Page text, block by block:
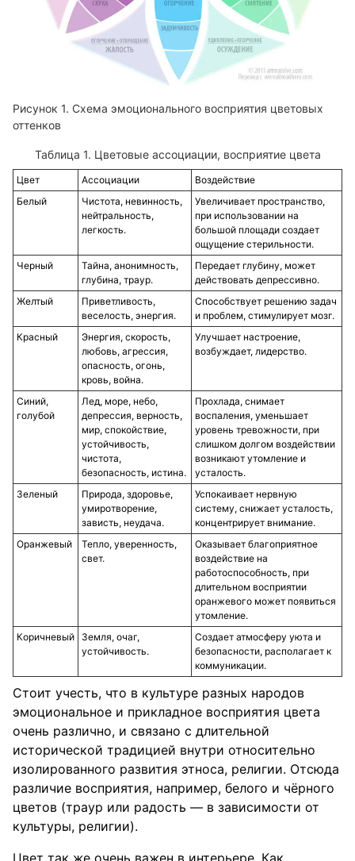
Схема эмоционального восприятия цветовых
оттенков
Цветовые ассоциации, восприятие цвета
Цвет Ассоциации
Воздействие
Белый
Чистота, невинность,
нейтральность,
легкость.
Увеличивает пространство,
при использовании на
большой площади создает
ощущение стерильности.
Черный
Тайна, анонимность,
глубина, траур.
Передает глубину, может
действовать депрессивно.
Желтый
Приветливость,
веселость, энергия.
Способствует решению задач
и проблем, стимулирует мозг.
Красный
Энергия, скорость,
любовь, агрессия,
опасность, огонь,
кровь, война.
Улучшает настроение,
возбуждает, лидерство.
Синий,
голубой
Лед, море, небо,
депрессия, верность,
мир, спокойствие,
устойчивость,
чистота,
безопасность, истина.
Прохлада, снимает
воспаления, уменьшает
уровень тревожности, при
слишком долгом воздействии
возникают утомление и
усталость.
Зеленый
Природа, здоровье,
умиротворение,
зависть, неудача.
Успокаивает нервную
систему, снижает усталость,
концентрирует внимание.
Оранжевый
Тепло, уверенность,
свет.
Оказывает благоприятное
воздействие на
работоспособность, при
длительном восприятии
оранжевого может появиться
утомление.
Коричневый
Земля, очаг,
устойчивость.
Создает атмосферу уюта и
безопасности, располагает к
коммуникации.
Стоит учесть, что в культуре разных народов
эмоциональное и прикладное восприятия цвета
очень различно, и связано с длительной
исторической традицией внутри относительно
изолированного развития этноса, религии. Отсюда
различие восприятия, например, белого и чёрного
цветов (траур или радость — в зависимости от
культуры, религии).